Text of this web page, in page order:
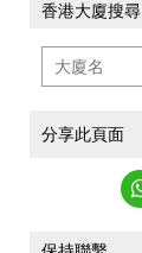
香港大廈搜尋
分享此頁面